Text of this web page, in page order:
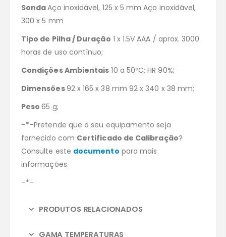
SondaAço inoxidável, 125 x 5 mm Aço inoxidável,
300 x 5 mm
Tipo de Pilha / Duração 1 x 1.5V AAA / aprox. 3000
horas de uso contínuo;
Condições Ambientais 10 a 50ºC; HR 90%;
Dimensões92 x 165 x 38 mm 92 x 340 x 38 mm;
Peso65 g;
–*–Pretende que o seu equipamento seja
fornecido com Certificado de Calibração?
Consulte este documento para mais
informações.
–*–
PRODUTOS RELACIONADOS
GAMA TEMPERATURAS